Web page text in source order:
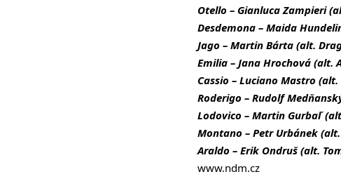
Otello – Gianluca Zampieri
Desdemona – Maida
Jago – Martin Bárta (alt.
Emilia – Jana Hrochová (alt.
Cassio – Luciano Mastro
Roderigo – Rudolf
Lodovico – Martin Gurbaľ
Montano – Petr Urbánek
Araldo – Erik Ondruš (alt.
www.ndm.cz